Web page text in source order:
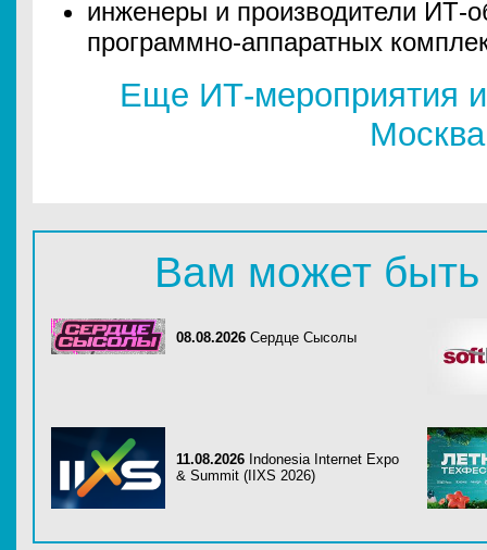
инженеры и производители ИТ-
программно-аппаратных
Еще ИТ-мероприятия
Москва
Вам может быть
08.08.2026 Сердце Сысолы
11.08.2026 Indonesia Internet Expo
& Summit (IIXS 2026)